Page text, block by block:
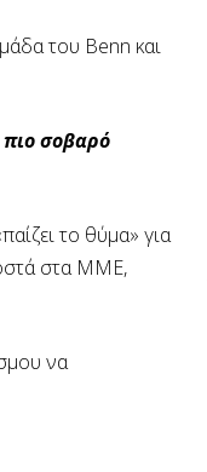
του Benn και
σοβαρό
το θύμα» για
στα ΜΜΕ,
να